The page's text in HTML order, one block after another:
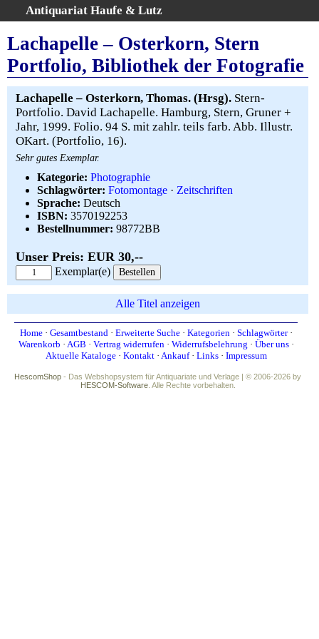
Antiquariat Haufe & Lutz
Home
Gesamtbestand
Erweiterte Suche
Kategorien
Schlagwörter
Warenkorb
Widerruf
Über uns
Aktuelle Kataloge
Ankauf
Links
Lachapelle – Osterkorn, Stern
Portfolio, Bibliothek der Fotografie
Lachapelle – Osterkorn, Thomas. (Hrsg). Stern-
Portfolio. David Lachapelle. Hamburg, Stern, Gruner +
Jahr, 1999. Folio. 94 S. mit zahlr. teils farb. Abb. Illustr.
OKart. (Portfolio, 16).
Sehr gutes Exemplar.
Kategorie: Photographie
Schlagwörter: Fotomontage · Zeitschriften
Sprache: Deutsch
ISBN: 3570192253
Bestellnummer: 98772BB
Unser Preis: EUR 30,--
Exemplar(e)
Alle Titel anzeigen
Home· Gesamtbestand· Erweiterte Suche· Kategorien· Schlagwörter·
Warenkorb · AGB · Vertrag widerrufen· Widerrufsbelehrung · Über uns·
Aktuelle Kataloge· Kontakt· Ankauf· Links· Impressum
HescomShop - Das Webshopsystem für Antiquariate und Verlage | © 2006-2026 by
HESCOM-Software. Alle Rechte vorbehalten.